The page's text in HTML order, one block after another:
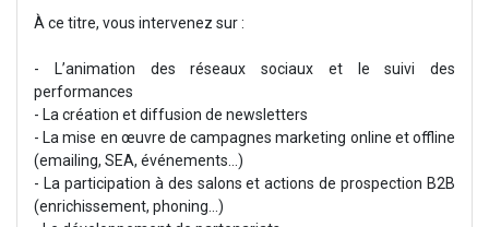
À ce titre, vous intervenez sur :
- L’animation des réseaux sociaux et le suivi des
performances
- La création et diffusion de newsletters
- La mise en œuvre de campagnes marketing online et offline
(emailing, SEA, événements…)
- La participation à des salons et actions de prospection B2B
(enrichissement, phoning...)